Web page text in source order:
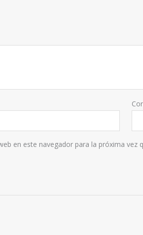
en este navegador para la próxima vez